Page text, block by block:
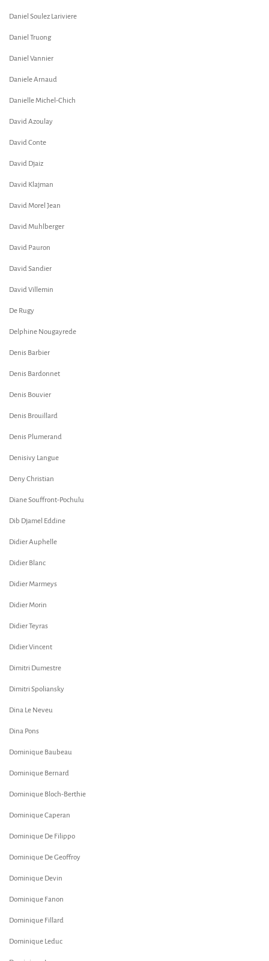
Daniel Soulez Lariviere
Daniel Truong
Daniel Vannier
Daniele Arnaud
Danielle Michel-Chich
David Azoulay
David Conte
David Djaiz
David Klajman
David Morel Jean
David Muhlberger
David Pauron
David Sandier
David Villemin
De Rugy
Delphine Nougayrede
Denis Barbier
Denis Bardonnet
Denis Bouvier
Denis Brouillard
Denis Plumerand
Denisivy Langue
Deny Christian
Diane Souffront-Pochulu
Dib Djamel Eddine
Didier Auphelle
Didier Blanc
Didier Marmeys
Didier Morin
Didier Teyras
Didier Vincent
Dimitri Dumestre
Dimitri Spoliansky
Dina Le Neveu
Dina Pons
Dominique Baubeau
Dominique Bernard
Dominique Bloch-Berthie
Dominique Caperan
Dominique De Filippo
Dominique De Geoffroy
Dominique Devin
Dominique Fanon
Dominique Fillard
Dominique Leduc